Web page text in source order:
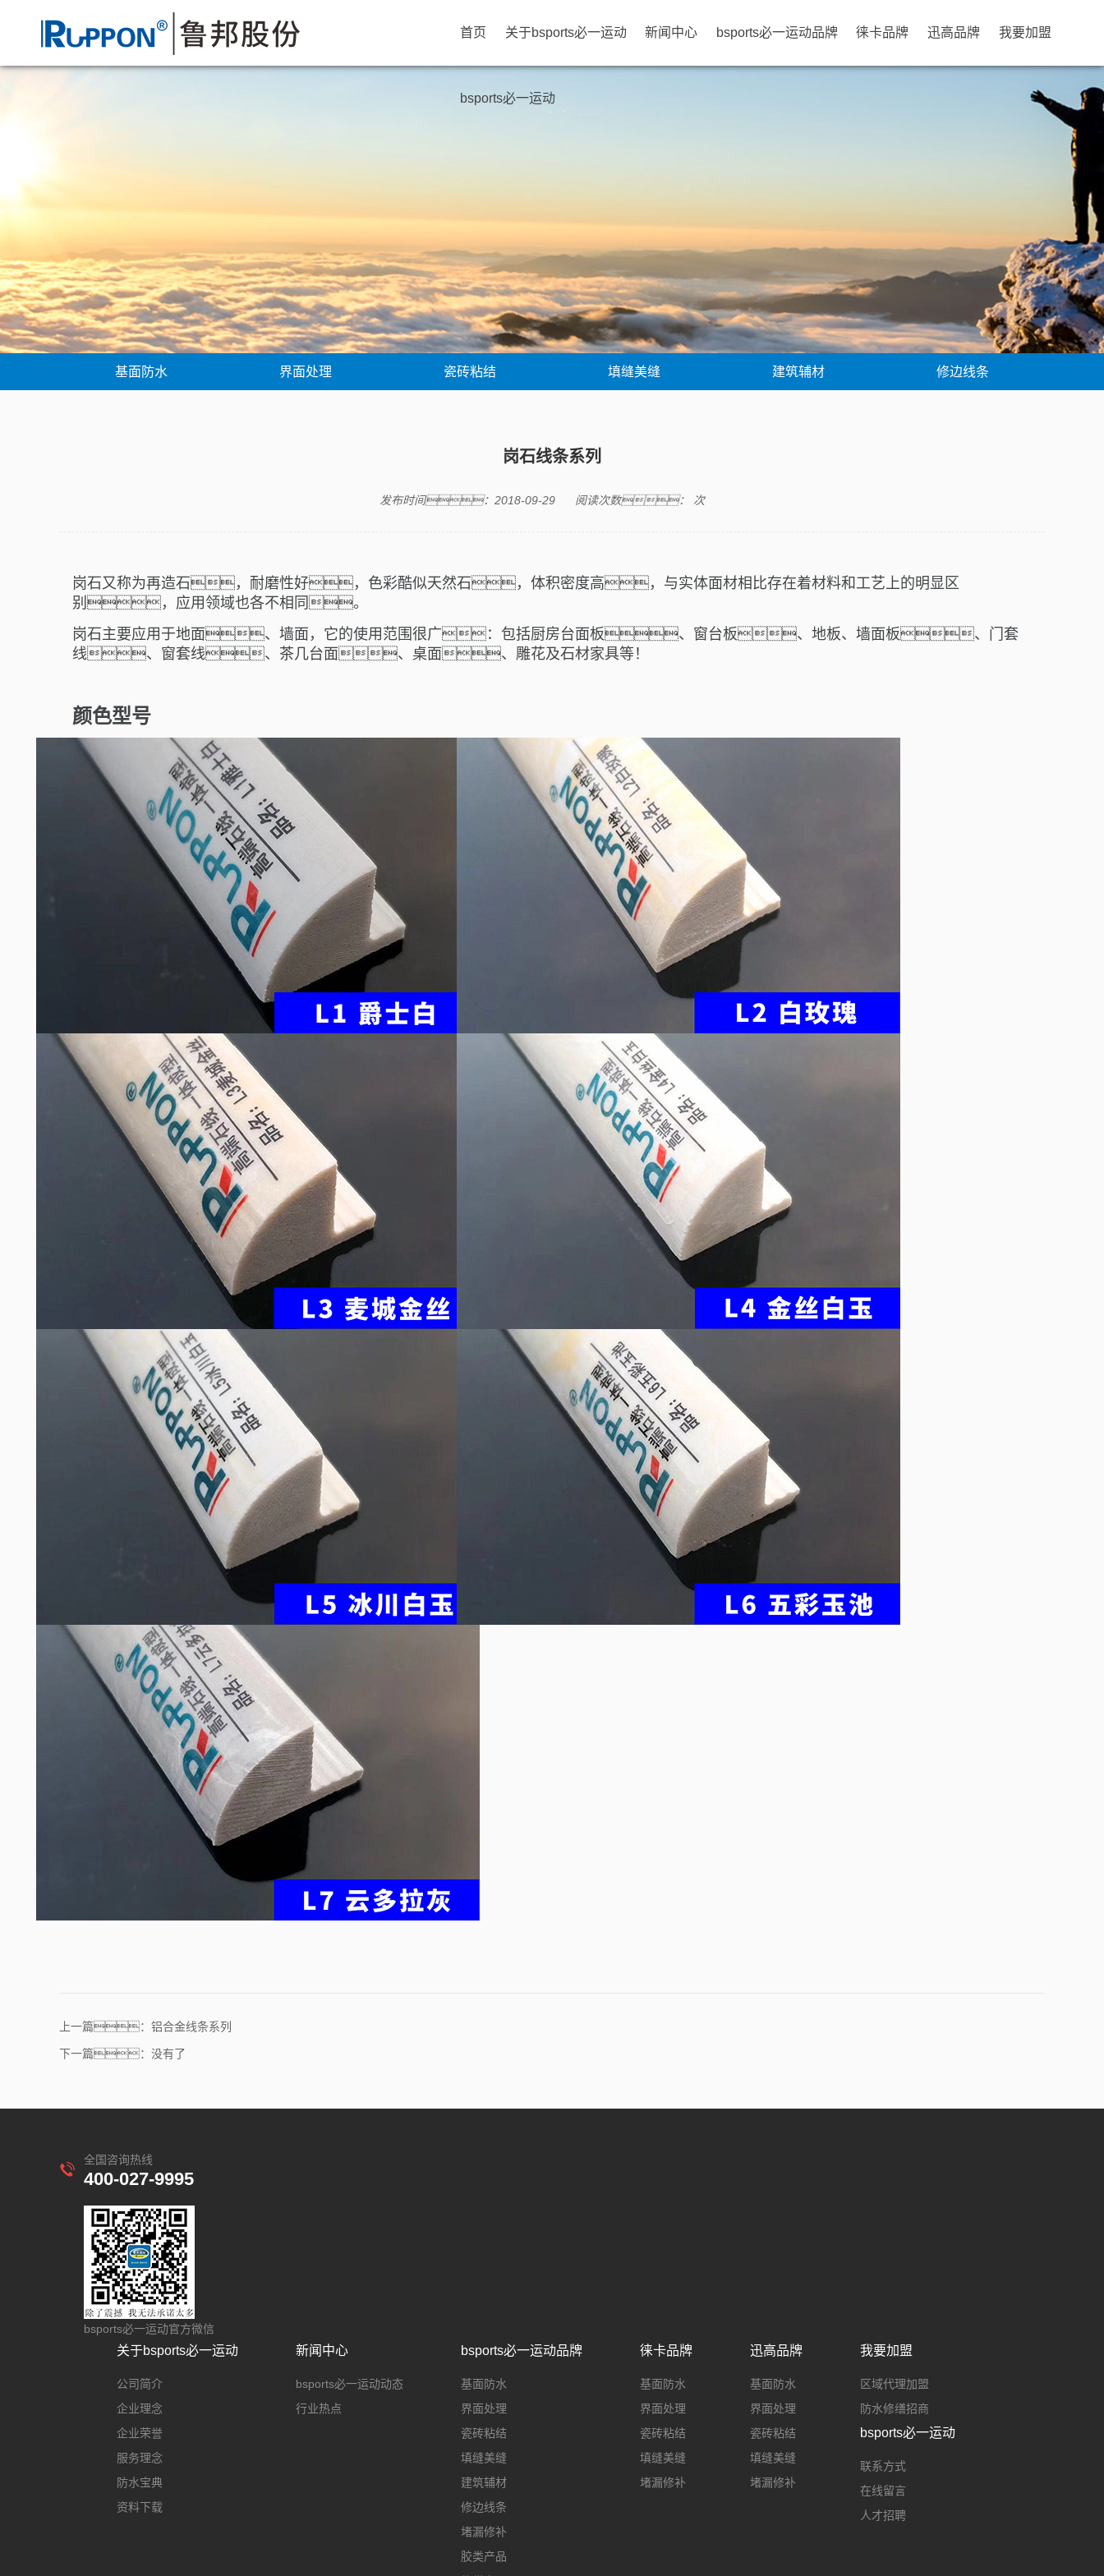
首页 关于bsports必一运动 新闻中心 bsports必一运动品牌 徕卡品牌 迅高品牌 我要加盟
bsports必一运动
基面防水 界面处理 瓷砖粘结 填缝美缝 建筑辅材 修边线条
岗石线条系列
发布时间：2018-09-29 阅读次数： 次
岗石又称为再造石， 耐磨性好， 色彩酷似天然石， 体积密度高，与实体面材相比存在着材料和 工艺上的明显区
别，应用领域也各不相同。
岗石主要应用于地面、 墙面 ，它的使用范围很广：包括厨房台面板、窗台板、 地板、墙面板、 门套
线、窗套线、茶几台面、桌面、 雕花及石材家具等！
颜色型号
上一篇：铝合金线条系列
下一篇：没有了
全国咨询热线
400-027-9995
bsports必一运动官方微信
关于bsports必一运动
公司简介
企业理念
企业荣誉
服务理念
防水宝典
资料下载
新闻中心
bsports必一运动动态
行业热点
bsports必一运动品牌
基面防水
界面处理
瓷砖粘结
填缝美缝
建筑辅材
修边线条
堵漏修补
胶类产品
徕卡品牌
基面防水
界面处理
瓷砖粘结
填缝美缝
堵漏修补
迅高品牌
基面防水
界面处理
瓷砖粘结
填缝美缝
堵漏修补
我要加盟
区域代理加盟
防水修缮招商
bsports必一运动
联系方式
在线留言
人才招聘